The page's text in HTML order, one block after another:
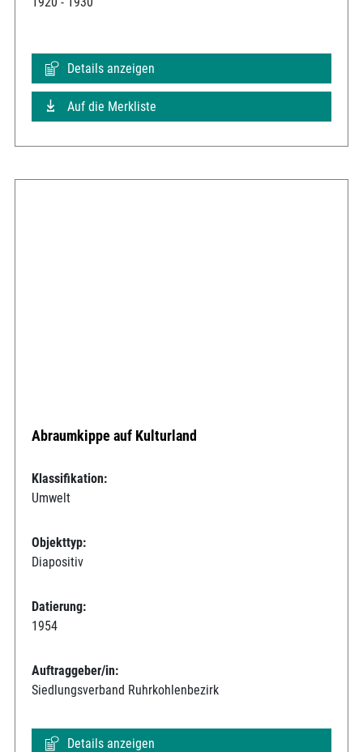
Details anzeigen
Auf die Merkliste
Abraumkippe auf Kulturland
Klassifikation:
Umwelt
Objekttyp:
Diapositiv
Datierung:
1954
Auftraggeber/in:
Siedlungsverband Ruhrkohlenbezirk
Details anzeigen